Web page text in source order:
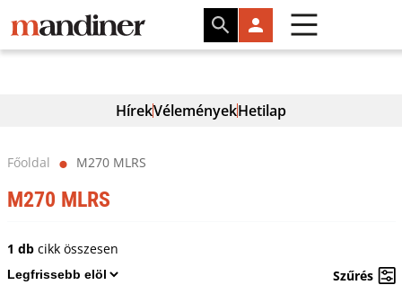
HírekVéleményekHetilap
Főoldal ⬤ M270 MLRS
M270 MLRS
1 dbcikk összesen
Szűrés